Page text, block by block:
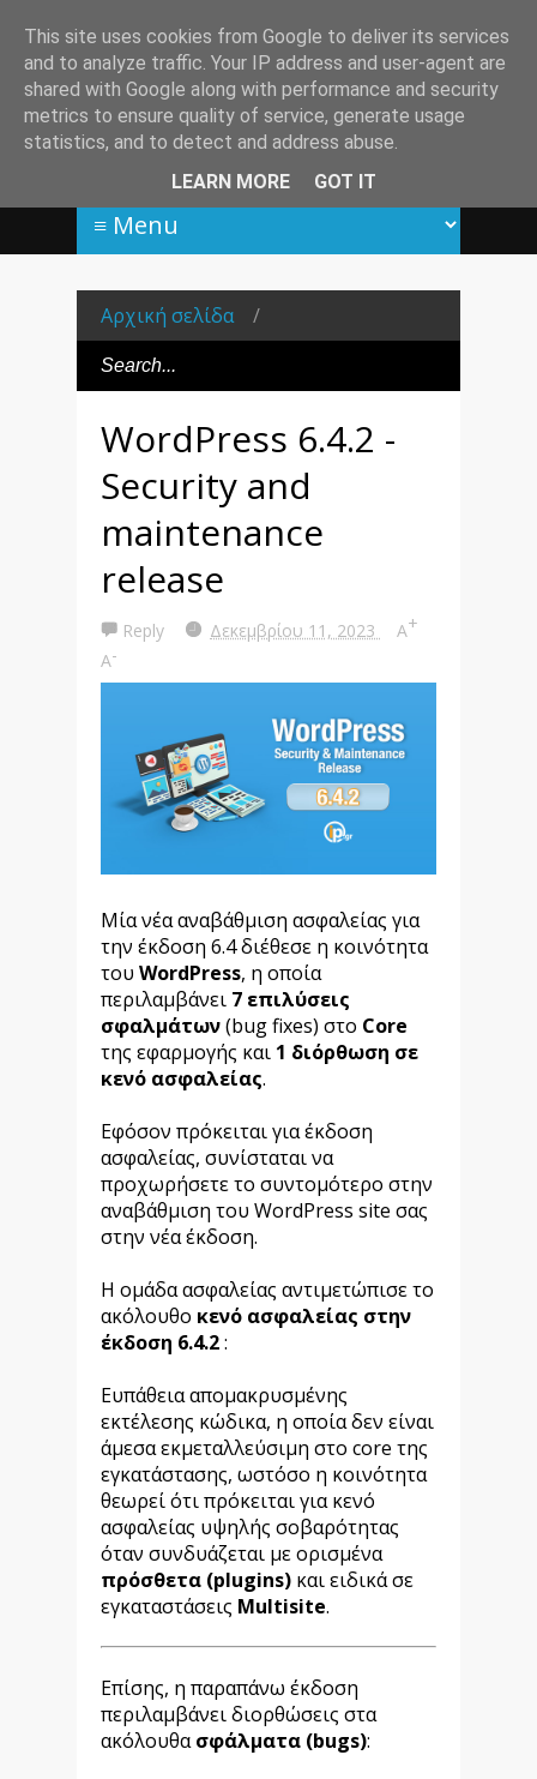
Αρχική σελίδα /
WordPress 6.4.2 -
Security and
maintenance
release
Reply Δεκεμβρίου 11, 2023 A+
A-
Μία νέα αναβάθμιση ασφαλείας για
την έκδοση 6.4 διέθεσε η κοινότητα
του WordPress, η οποία
περιλαμβάνει 7 επιλύσεις
σφαλμάτων(bug fixes) στο Core
της εφαρμογής και 1 διόρθωση σε
κενό ασφαλείας.
Εφόσον πρόκειται για έκδοση
ασφαλείας, συνίσταται να
προχωρήσετε το συντομότερο στην
αναβάθμιση του WordPress site σας
στην νέα έκδοση.
Η ομάδα ασφαλείας αντιμετώπισε το
ακόλουθο κενό ασφαλείας στην
έκδοση 6.4.2:
Ευπάθεια απομακρυσμένης
εκτέλεσης κώδικα, η οποία δεν είναι
άμεσα εκμεταλλεύσιμη στο core της
εγκατάστασης, ωστόσο η κοινότητα
θεωρεί ότι πρόκειται για κενό
ασφαλείας υψηλής σοβαρότητας
όταν συνδυάζεται με ορισμένα
πρόσθετα (plugins) και ειδικά σε
εγκαταστάσεις Multisite.
Επίσης, η παραπάνω έκδοση
περιλαμβάνει διορθώσεις στα
ακόλουθασφάλματα (bugs):
This site uses cookies from Google to deliver its services
and to analyze traffic. Your IP address and user-agent are
shared with Google along with performance and security
metrics to ensure quality of service, generate usage
statistics, and to detect and address abuse.
LEARN MORE
GOT IT